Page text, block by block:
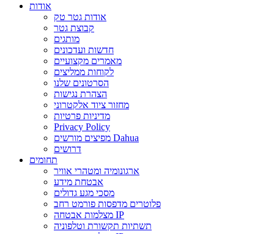
אודות
אודות גטר טק
קבוצת גטר
מותגים
חדשות ועדכונים
מאמרים מקצועיים
לקוחות ממליצים
הסרטונים שלנו
הצהרת נגישות
מחזור ציוד אלקטרוני
מדיניות פרטיות
Privacy Policy
מפיצים מורשים Dahua
דרושים
תחומים
ארגונומיה ומטהרי אוויר
אבטחת מידע
מסכי מגע גדולים
פלוטרים מדפסות פורמט רחב
מצלמות אבטחה IP
תשתיות תקשורת וטלפוניה